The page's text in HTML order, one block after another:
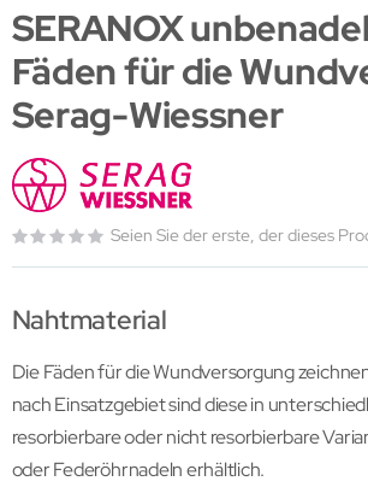
SERANOX
Fäden für die
Serag-Wiessner
Seien Sie der erste, der dieses
Nahtmaterial
Die Fäden für die Wundversorgung
nach Einsatzgebiet sind diese in
resorbierbare oder nicht resorbierbare
oder Federöhrnadeln erhältlich.